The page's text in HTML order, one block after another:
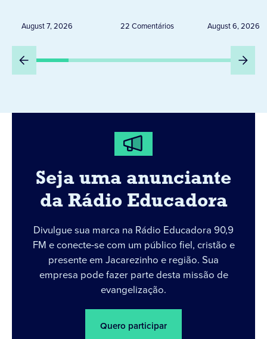
August 7, 2026 22 Comentários
Peru
August 6, 2026
Seja uma anunciante
da Rádio Educadora
Divulgue sua marca na Rádio Educadora 90,9
FM e conecte-se com um público fiel, cristão e
presente em Jacarezinho e região. Sua
empresa pode fazer parte desta missão de
evangelização.
Quero participar